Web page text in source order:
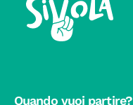
Quando vuoi partire?